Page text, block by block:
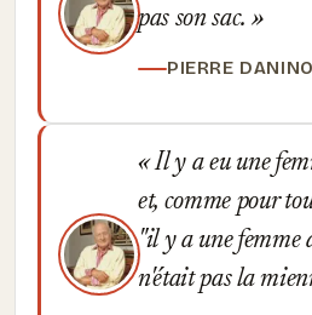
pas son sac.
PIERRE
Il y a eu une
et, comme pour
"il y a une femme
n'était pas la